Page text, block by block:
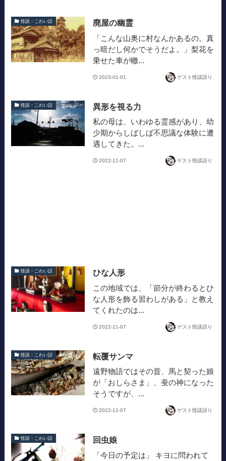
怪談・こわい話 廃屋の幽霊
「こんな山奥に村なんかあるの。真
っ暗だし何かでそうだよ。」梨花を
乗せた車が轍...
2023-01-01 ゲスト怪談語り
怪談・こわい話 異形を視る力
私の母は、いわゆる霊感があり、幼
少期からしばしば不思議な体験に遭
遇してきた。...
2022-11-07 ゲスト怪談語り
怪談・こわい話 ひな人形
この地域では、「節分が終わるとひ
な人形を飾る習わしがある」と教え
てくれたのは...
2022-11-07 ゲスト怪談語り
怪談・こわい話 転覆サンマ
遠野物語ではその昔、馬と契った娘
が「おしらさま」、蚕の神になった
そうですが、...
2022-11-07 ゲスト怪談語り
怪談・こわい話 回虫娘
「今日の予定は」 キヨに問われて